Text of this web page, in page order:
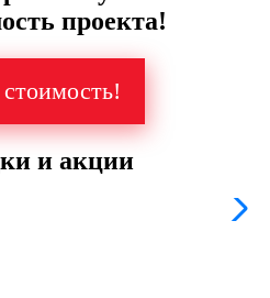
проекта!
и акции